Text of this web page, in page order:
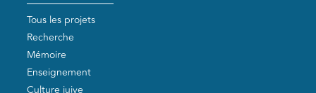
Tous les projets
Recherche
Mémoire
Enseignement
Culture juive